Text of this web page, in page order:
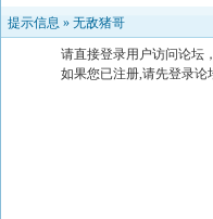
提示信息 » 无敌猪哥
请直接登录用户访问论坛
如果您已注册,请先登录论